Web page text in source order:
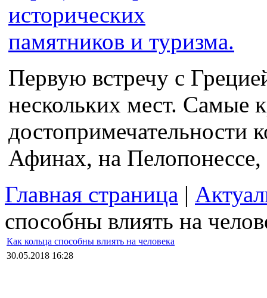
Первую встречу с
нескольких мест. Самые
достопримечательности
Афинах, на
Главная страница |
способны влиять на
Как кольца способны влиять на человека
30.05.2018 16:28